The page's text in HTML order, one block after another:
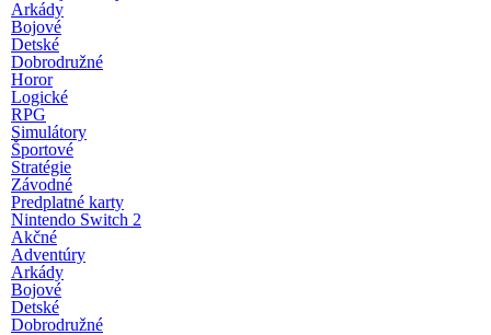
Arkády
Bojové
Detské
Dobrodružné
Horor
Logické
RPG
Simulátory
Športové
Stratégie
Závodné
Predplatné karty
Nintendo Switch 2
Akčné
Adventúry
Arkády
Bojové
Detské
Dobrodružné